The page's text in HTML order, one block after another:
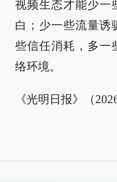
视频生态才能少一
白；少一些流量诱
些信任消耗，多一
络环境。
《光明日报》（